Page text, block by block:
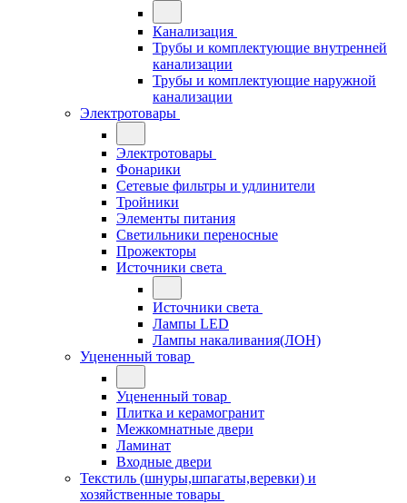
Канализация
Трубы и комплектующие внутренней
канализации
Трубы и комплектующие наружной
канализации
Электротовары
Электротовары
Фонарики
Сетевые фильтры и удлинители
Тройники
Элементы питания
Светильники переносные
Прожекторы
Источники света
Источники света
Лампы LED
Лампы накаливания(ЛОН)
Уцененный товар
Уцененный товар
Плитка и керамогранит
Межкомнатные двери
Ламинат
Входные двери
Текстиль (шнуры,шпагаты,веревки) и
хозяйственные товары